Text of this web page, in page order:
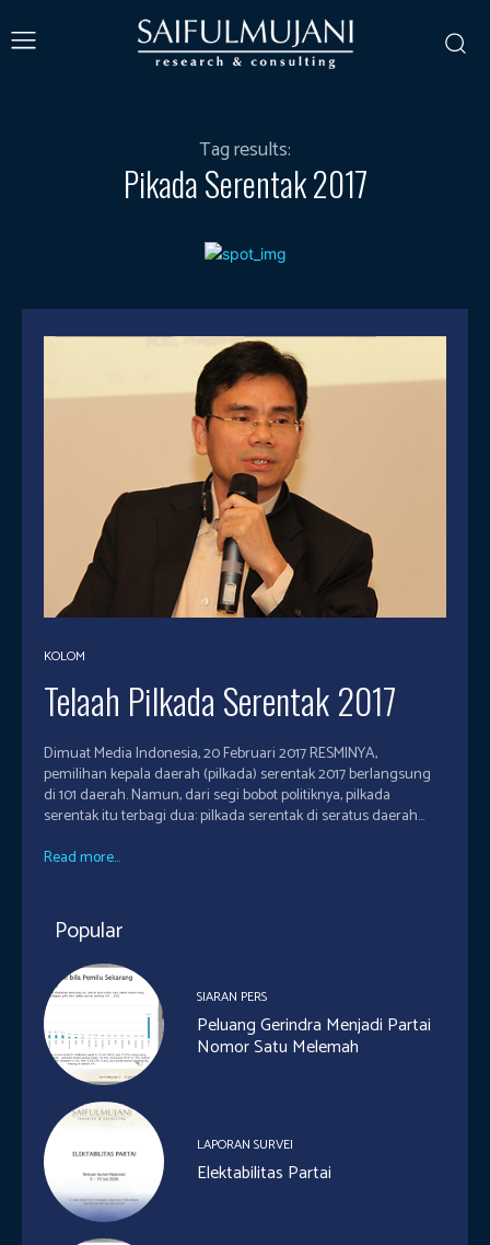
Tag results:
Pikada Serentak 2017
KOLOM
Telaah Pilkada Serentak 2017
Dimuat Media Indonesia, 20 Februari 2017 RESMINYA,
pemilihan kepala daerah (pilkada) serentak 2017 berlangsung
di 101 daerah. Namun, dari segi bobot politiknya, pilkada
serentak itu terbagi dua: pilkada serentak di seratus daerah...
Read more...
Popular
SIARAN PERS
Peluang Gerindra Menjadi Partai
Nomor Satu Melemah
LAPORAN SURVEI
Elektabilitas Partai